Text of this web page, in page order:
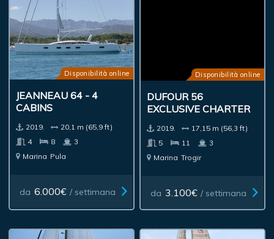
Disponibilità online
JEANNEAU 64 - 4
CABINS
2019.
20,1 m (65,9 ft)
4
8
3
Marina Pula
da 6.000€ / settimana
Disponibilità online
DUFOUR 56
EXCLUSIVE CHARTER
2019.
17,15 m (56,3 ft)
5
11
3
Marina Trogir
da 3.100€ / settimana